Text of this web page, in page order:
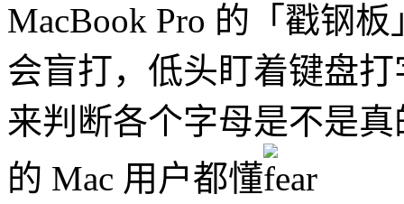
MacBook Pro 的「戳钢
会盲打，低头盯着键盘
来判断各个字母是不是
的 Mac 用户都懂